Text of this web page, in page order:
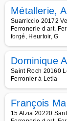
Métallerie,
Suarriccio 20172
Ferronerie d art,
forgé, Heurtoir, G
Dominique
Saint Roch 20160
Ferronier à Letia
François
15 Alzia 20220